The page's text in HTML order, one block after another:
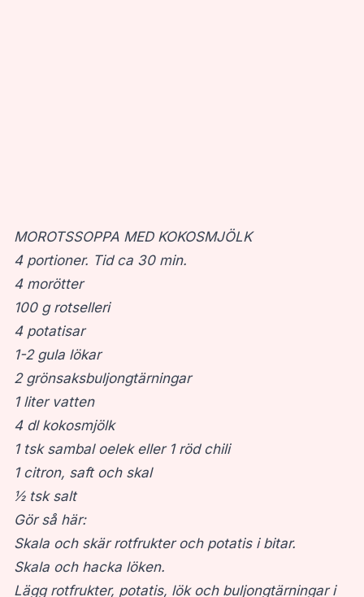
MOROTSSOPPA MED KOKOSMJÖLK
4 portioner. Tid ca 30 min.
4 morötter
100 g rotselleri
4 potatisar
1-2 gula lökar
2 grönsaksbuljongtärningar
1 liter vatten
4 dl kokosmjölk
1 tsk sambal oelek eller 1 röd chili
1 citron, saft och skal
½ tsk salt
Gör så här:
Skala och skär rotfrukter och potatis i bitar.
Skala och hacka löken.
Lägg rotfrukter, potatis, lök och buljongtärningar i